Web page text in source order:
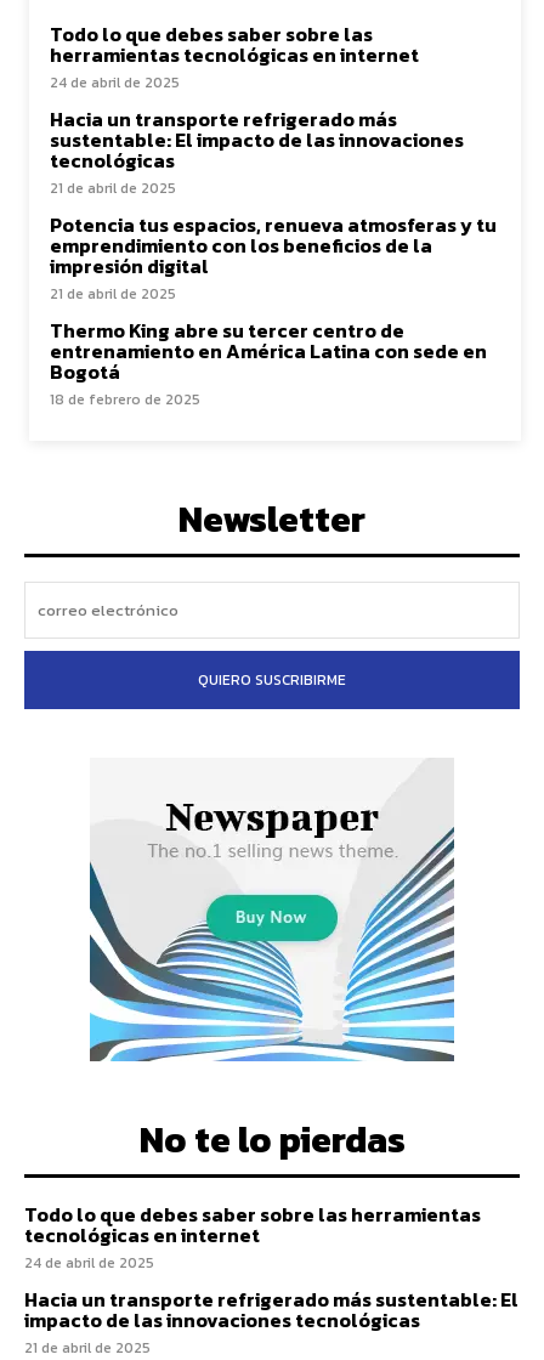
Todo lo que debes saber sobre las
herramientas tecnológicas en internet
24 de abril de 2025
Hacia un transporte refrigerado más
sustentable: El impacto de las innovaciones
tecnológicas
21 de abril de 2025
Potencia tus espacios, renueva atmosferas y tu
emprendimiento con los beneficios de la
impresión digital
21 de abril de 2025
Thermo King abre su tercer centro de
entrenamiento en América Latina con sede en
Bogotá
18 de febrero de 2025
Newsletter
QUIERO SUSCRIBIRME
No te lo pierdas
Todo lo que debes saber sobre las herramientas
tecnológicas en internet
24 de abril de 2025
Hacia un transporte refrigerado más sustentable: El
impacto de las innovaciones tecnológicas
21 de abril de 2025